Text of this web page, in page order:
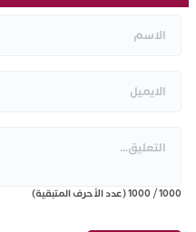
1000
/
1000(عدد الأحرف المتبقية)